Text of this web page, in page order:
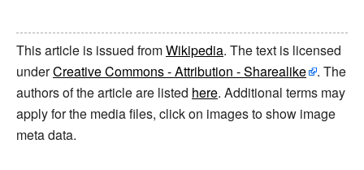
This article is issued fromWikipedia. The text is licensed
underCreative Commons - Attribution - Sharealike
. The
authors of the article are listed here. Additional terms may
apply for the media files, click on images to show image
meta data.